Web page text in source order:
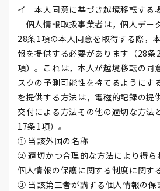
イ 本人同意に基づき越境移転する
個人情報取扱事業者は，個人デー
28条1項の本人同意を取得する際，
報を提供する必要があります（28条
項）。これは，本人が越境移転の同
スクの予測可能性を持てるようにす
を提供する方法は，電磁的記録の提
交付による方法その他の適切な方法
17条1項）。
① 当該外国の名称
② 適切かつ合理的な方法により得ら
個人情報の保護に関する制度に関す
③ 当該第三者が講ずる個人情報の保